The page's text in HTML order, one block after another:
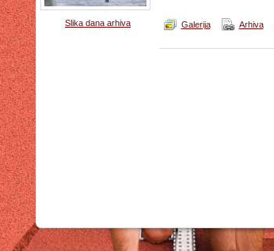
Slika dana arhiva Galerija Arhiva